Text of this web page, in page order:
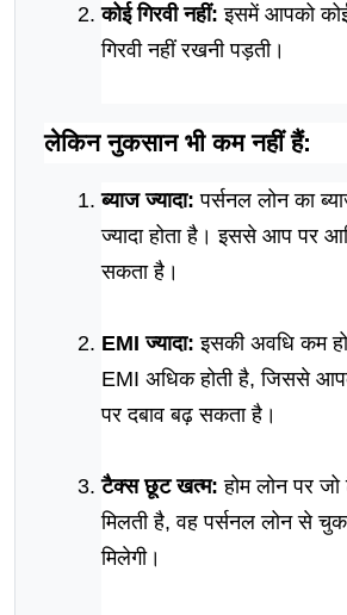
कोई गिरवी नहीं: इसमें आपको कोई
गिरवी नहीं रखनी पड़ती।
लेकिन नुकसान भी कम नहीं हैं:
ब्याज ज्यादा: पर्सनल लोन का
ज्यादा होता है। इससे आप पर
सकता है।
EMI ज्यादा: इसकी अवधि कम
EMI अधिक होती है, जिससे
पर दबाव बढ़ सकता है।
टैक्स छूट खत्म: होम लोन पर
मिलती है, वह पर्सनल लोन से
मिलेगी।